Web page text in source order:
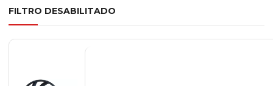
FILTRO DESABILITADO